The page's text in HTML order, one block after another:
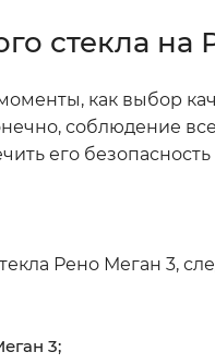
стекла на
как выбор
соблюдение
его безопасность
Рено Меган 3,
3;